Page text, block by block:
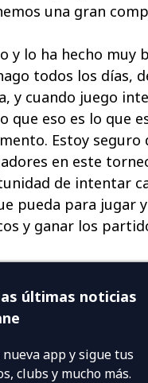
una gran
y lo ha hecho muy
todos los días,
y cuando juego
que eso es lo que
Estoy
en este
de intentar
pueda para jugar
y ganar los
últimas noticias
app y sigue tus
clubs y mucho más.